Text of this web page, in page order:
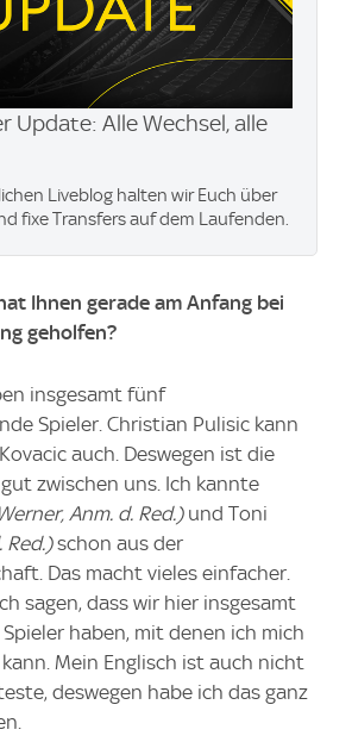
Update: Alle Wechsel, alle
Liveblog halten wir Euch über
fixe Transfers auf dem Laufenden.
Ihnen gerade am Anfang bei
geholfen?
insgesamt fünf
Spieler. Christian Pulisic kann
auch. Deswegen ist die
zwischen uns. Ich kannte
Anm. d. Red.)und Toni
Red.)schon aus der
Das macht vieles einfacher.
sagen, dass wir hier insgesamt
haben, mit denen ich mich
Mein Englisch ist auch nicht
deswegen habe ich das ganz